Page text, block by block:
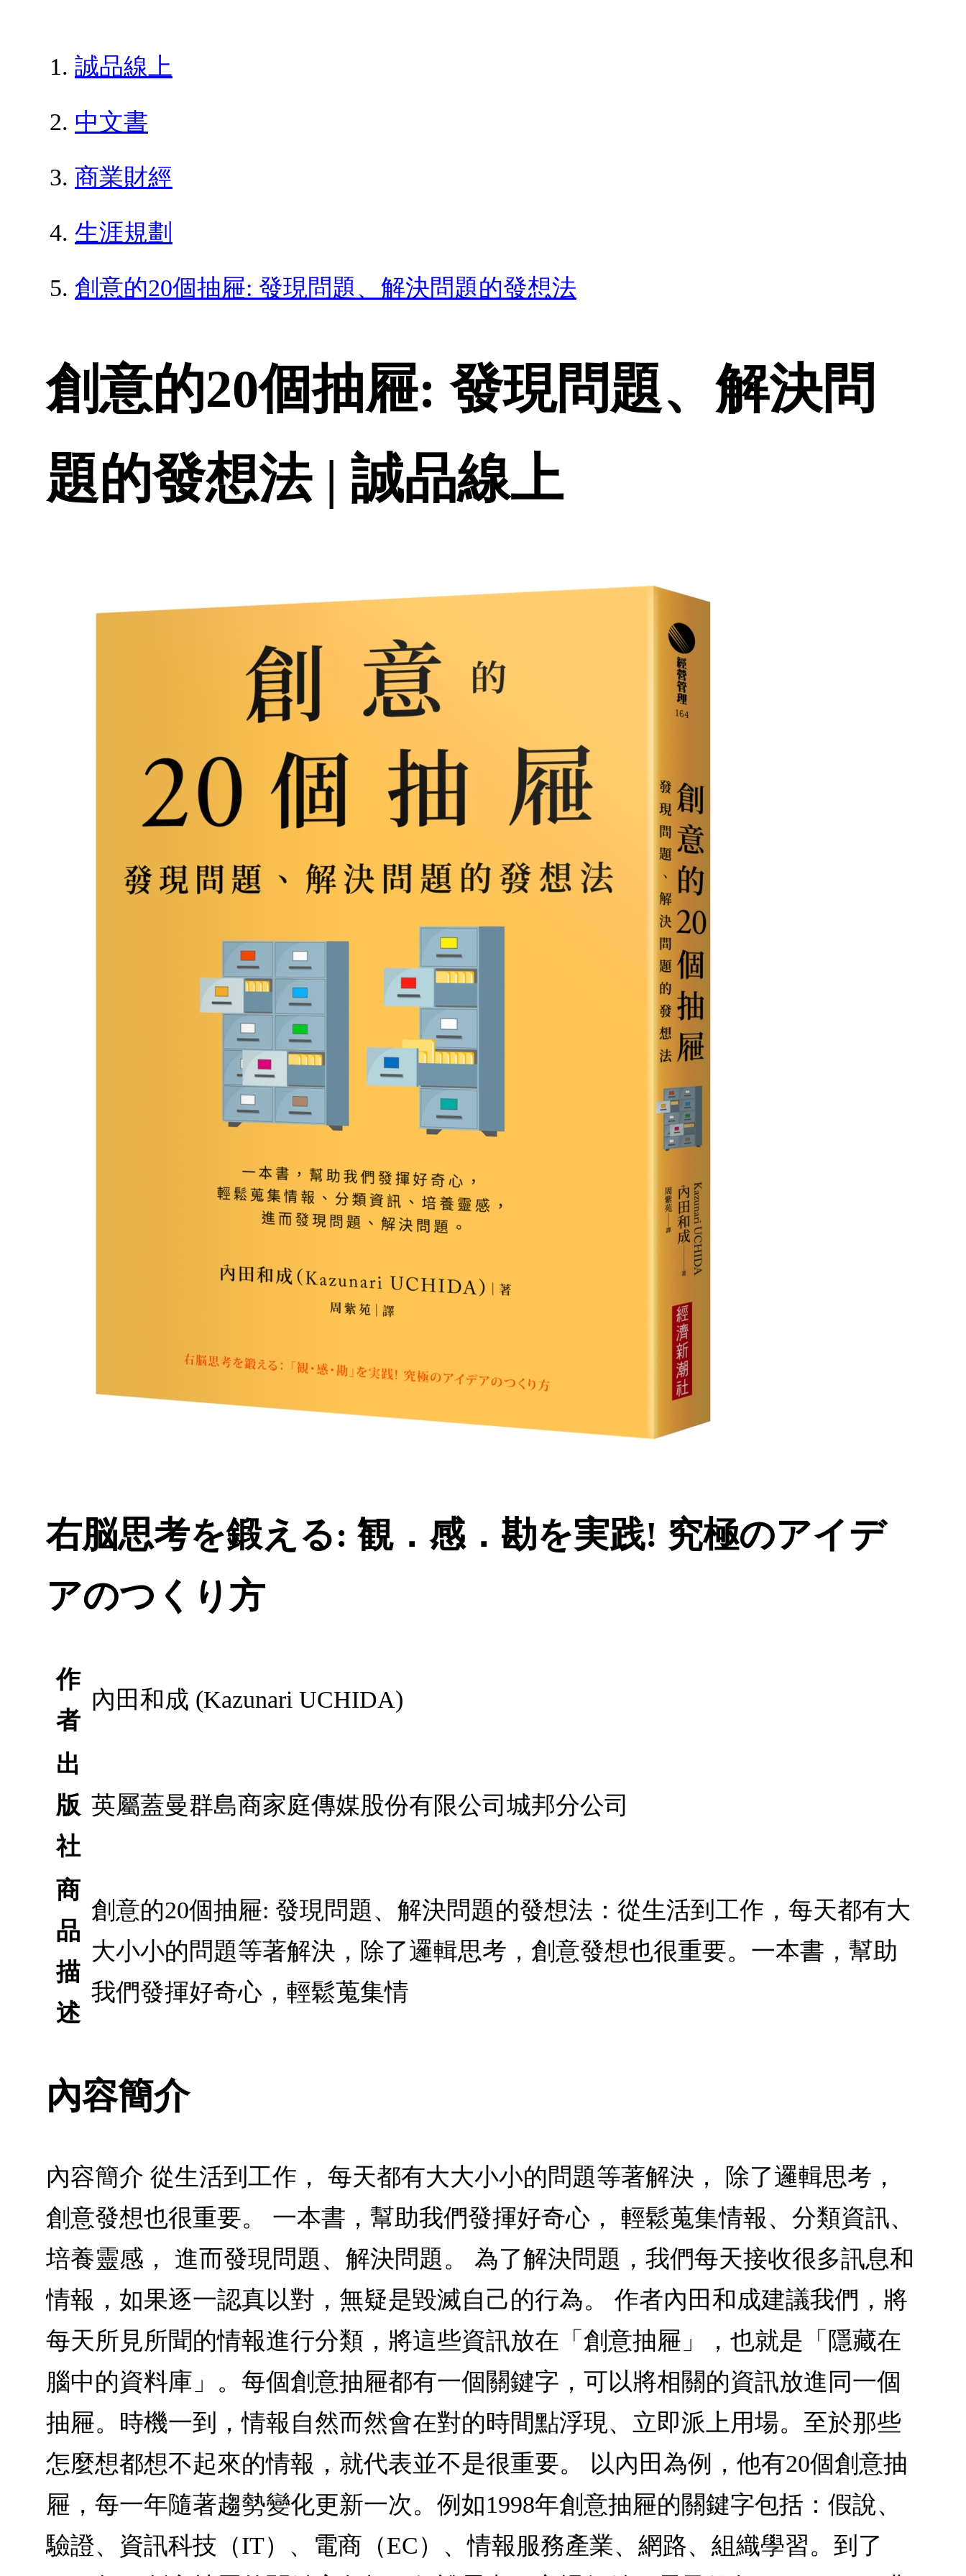
誠品線上
中文書
商業財經
生涯規劃
創意的20個抽屜: 發現問題、解決問題的發想法
創意的20個抽屜: 發現問題、解決問
題的發想法 | 誠品線上
右脳思考を鍛える: 観．感．勘を実践! 究極のアイデ
アのつくり方
作
者
內田和成 (Kazunari UCHIDA)
出
版
社
英屬蓋曼群島商家庭傳媒股份有限公司城邦分公司
商
品
描
述
創意的20個抽屜: 發現問題、解決問題的發想法：從生活到工作，每天都有大
大小小的問題等著解決，除了邏輯思考，創意發想也很重要。一本書，幫助
我們發揮好奇心，輕鬆蒐集情
內容簡介
內容簡介 從生活到工作， 每天都有大大小小的問題等著解決， 除了邏輯思考，
創意發想也很重要。 一本書，幫助我們發揮好奇心， 輕鬆蒐集情報、分類資訊、
培養靈感， 進而發現問題、解決問題。 為了解決問題，我們每天接收很多訊息和
情報，如果逐一認真以對，無疑是毀滅自己的行為。 作者內田和成建議我們，將
每天所見所聞的情報進行分類，將這些資訊放在「創意抽屜」，也就是「隱藏在
腦中的資料庫」。每個創意抽屜都有一個關鍵字，可以將相關的資訊放進同一個
抽屜。時機一到，情報自然而然會在對的時間點浮現、立即派上用場。至於那些
怎麼想都想不起來的情報，就代表並不是很重要。 以內田為例，他有20個創意抽
屜，每一年隨著趨勢變化更新一次。例如1998年創意抽屜的關鍵字包括：假說、
驗證、資訊科技（IT）、電商（EC）、情報服務產業、網路、組織學習。到了